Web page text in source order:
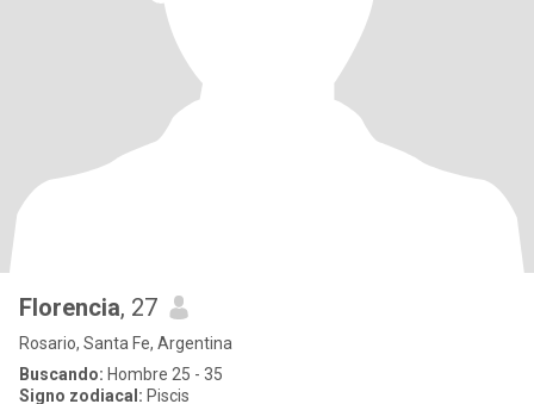
Florencia, 27
Rosario, Santa Fe, Argentina
Buscando: Hombre 25 - 35
Signo zodiacal: Piscis